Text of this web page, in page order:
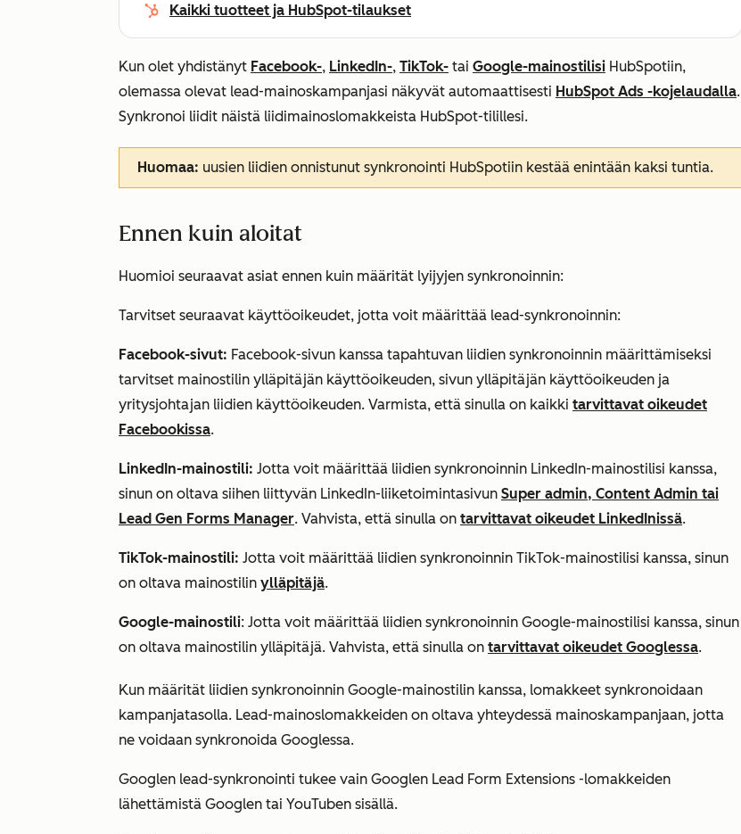
Kaikki tuotteet ja HubSpot-tilaukset
Kun olet yhdistänyt Facebook-, LinkedIn-, TikTok- tai Google-mainostilisi HubSpotiin,
olemassa olevat lead-mainoskampanjasi näkyvät automaattisesti HubSpot Ads -kojelaudalla.
Synkronoi liidit näistä liidimainoslomakkeista HubSpot-tilillesi.
Huomaa: uusien liidien onnistunut synkronointi HubSpotiin kestää enintään kaksi tuntia.
Ennen kuin aloitat
Huomioi seuraavat asiat ennen kuin määrität lyijyjen synkronoinnin:
Tarvitset seuraavat käyttöoikeudet, jotta voit määrittää lead-synkronoinnin:
Facebook-sivut: Facebook-sivun kanssa tapahtuvan liidien synkronoinnin määrittämiseksi
tarvitset mainostilin ylläpitäjän käyttöoikeuden, sivun ylläpitäjän käyttöoikeuden ja
yritysjohtajan liidien käyttöoikeuden. Varmista, että sinulla on kaikki tarvittavat oikeudet
Facebookissa.
LinkedIn-mainostili: Jotta voit määrittää liidien synkronoinnin LinkedIn-mainostilisi kanssa,
sinun on oltava siihen liittyvän LinkedIn-liiketoimintasivun Super admin, Content Admin tai
Lead Gen Forms Manager. Vahvista, että sinulla on tarvittavat oikeudet LinkedInissä.
TikTok-mainostili: Jotta voit määrittää liidien synkronoinnin TikTok-mainostilisi kanssa, sinun
on oltava mainostilin ylläpitäjä.
Google-mainostili: Jotta voit määrittää liidien synkronoinnin Google-mainostilisi kanssa, sinun
on oltava mainostilin ylläpitäjä. Vahvista, että sinulla on tarvittavat oikeudet Googlessa.
Kun määrität liidien synkronoinnin Google-mainostilin kanssa, lomakkeet synkronoidaan
kampanjatasolla. Lead-mainoslomakkeiden on oltava yhteydessä mainoskampanjaan, jotta
ne voidaan synkronoida Googlessa.
Googlen lead-synkronointi tukee vain Googlen Lead Form Extensions -lomakkeiden
lähettämistä Googlen tai YouTuben sisällä.